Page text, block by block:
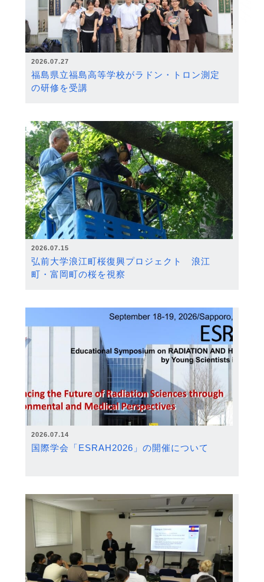
2026.07.27
福島県立福島高等学校がラドン・トロン測定
の研修を受講
2026.07.15
弘前大学浪江町桜復興プロジェクト 浪江
町・富岡町の桜を視察
2026.07.14
国際学会「ESRAH2026」の開催について